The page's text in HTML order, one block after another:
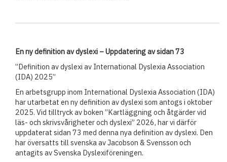
En ny definition av dyslexi – Uppdatering av sidan 73
”Definition av dyslexi av International Dyslexia Association
(IDA) 2025”
En arbetsgrupp inom International Dyslexia Association (IDA)
har utarbetat en ny definition av dyslexi som antogs i oktober
2025. Vid tilltryck av boken ”Kartläggning och åtgärder vid
läs- och skrivsvårigheter och dyslexi” 2026, har vi därför
uppdaterat sidan 73 med denna nya definition av dyslexi. Den
har översatts till svenska av Jacobson & Svensson och
antagits av Svenska Dyslexiföreningen.